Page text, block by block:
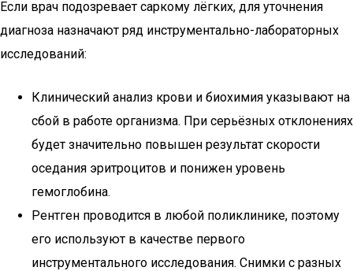
Если врач подозревает саркому лёгких, для уточнения
диагноза назначают ряд инструментально-лабораторных
исследований:
Клинический анализ крови и биохимия указывают на
сбой в работе организма. При серьёзных отклонениях
будет значительно повышен результат скорости
оседания эритроцитов и понижен уровень
гемоглобина.
Рентген проводится в любой поликлинике, поэтому
его используют в качестве первого
инструментального исследования. Снимки с разных